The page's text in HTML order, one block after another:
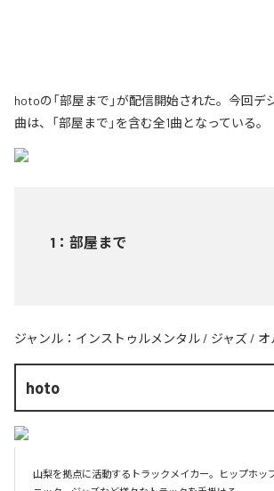
hotoの「部屋まで」が配信開始された。今回デ
曲は、「部屋まで」を含む全1曲となっている。
1 ： 部屋まで
ジャンル： インストゥルメンタル / ジャズ / オ
hoto
山梨を拠点に活動するトラックメイカー。ヒップホッ